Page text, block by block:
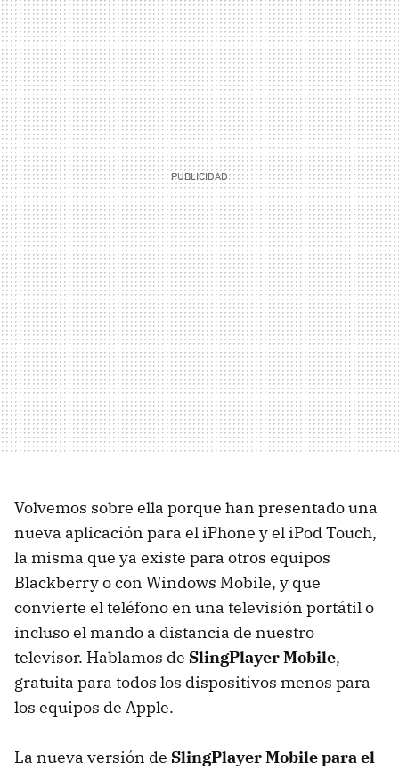
Volvemos sobre ella porque han presentado una
nueva aplicación para el iPhone y el iPod Touch,
la misma que ya existe para otros equipos
Blackberry o con Windows Mobile, y que
convierte el teléfono en una televisión portátil o
incluso el mando a distancia de nuestro
televisor. Hablamos de SlingPlayer Mobile,
gratuita para todos los dispositivos menos para
los equipos de Apple.
La nueva versión de SlingPlayer Mobile para el